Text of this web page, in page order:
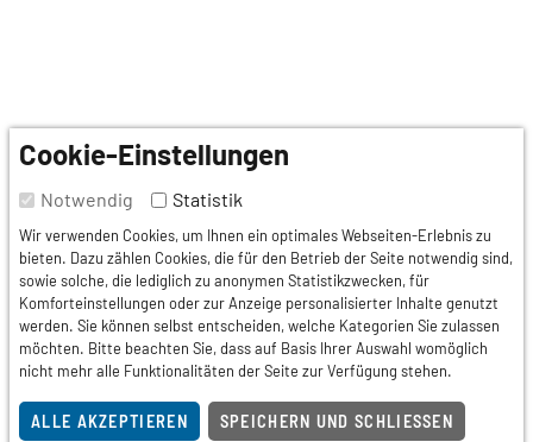
Cookie-Einstellungen
Notwendig Statistik
Wir verwenden Cookies, um Ihnen ein optimales Webseiten-Erlebnis zu
bieten. Dazu zählen Cookies, die für den Betrieb der Seite notwendig sind,
sowie solche, die lediglich zu anonymen Statistikzwecken, für
Komforteinstellungen oder zur Anzeige personalisierter Inhalte genutzt
werden. Sie können selbst entscheiden, welche Kategorien Sie zulassen
möchten. Bitte beachten Sie, dass auf Basis Ihrer Auswahl womöglich
nicht mehr alle Funktionalitäten der Seite zur Verfügung stehen.
ALLE AKZEPTIEREN SPEICHERN UND SCHLIESSEN